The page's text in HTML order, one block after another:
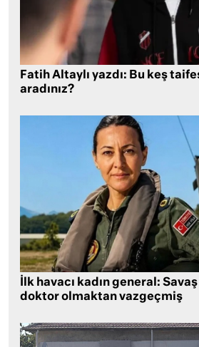
Fatih Altaylı yazdı: Bu keş
aradınız?
İlk havacı kadın general:
doktor olmaktan vazgeçmiş